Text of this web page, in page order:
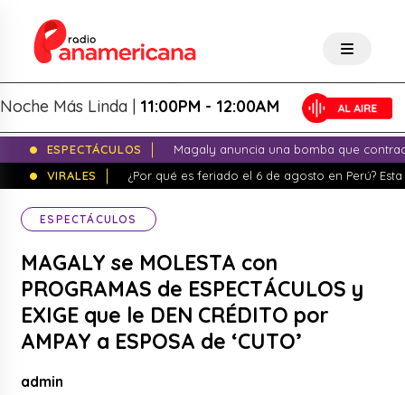
Más Linda |11:00PM - 12:00AM
ESPECTÁCULOS
Magaly anuncia una bomba que
VIRALES
¿Por qué es feriado el 6 de agosto en Perú?
ESPECTÁCULOS
MAGALY se MOLESTA con
PROGRAMAS de ESPECTÁCULOS y
EXIGE que le DEN CRÉDITO por
AMPAY a ESPOSA de ‘CUTO’
admin